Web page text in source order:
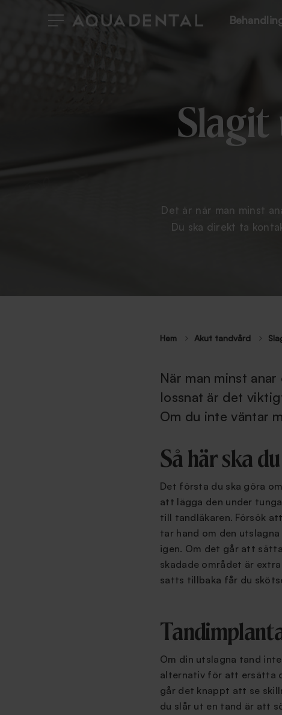
Slagit
Det är när man minst
Du ska direkt ta
Hem Akut tandvård
När man minst
lossnat är det
Om du inte väntar
Så här ska
Det första du ska göra
att lägga den under
till tandläkaren. Försök
tar hand om den
igen. Om det går att
skadade området är
satts tillbaka får du
Om din utslagna tand
alternativ för att ersätta
går det knappt att se
du slår ut en tand är att